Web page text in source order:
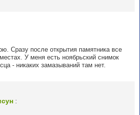
Сразу после открытия памятника все
У меня есть ноябрьский снимок
- никаких замазываний там нет.
: